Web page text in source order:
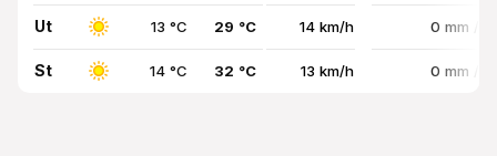
Ut 13 °C 29 °C 14 km/h 0 mm /
St 14 °C 32 °C 13 km/h 0 mm /